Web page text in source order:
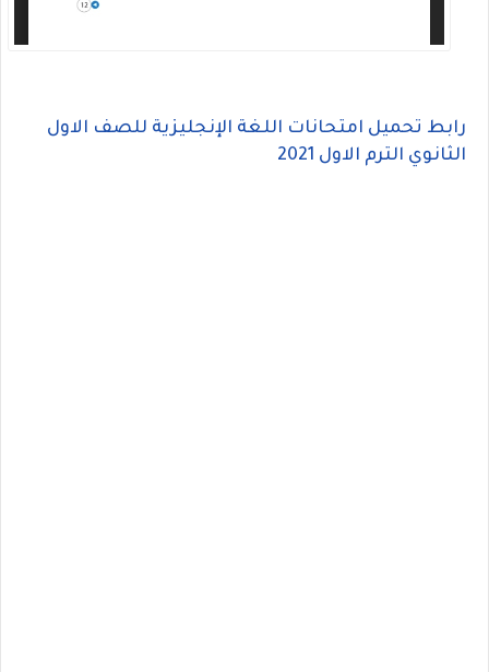
رابط تحميل امتحانات اللغة الإنجليزية للصف الاول
الثانوي الترم الاول 2021